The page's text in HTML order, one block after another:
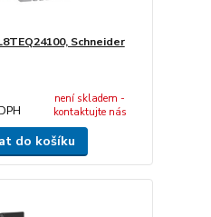
Schneider
není skladem -
kontaktujte nás
do košíku